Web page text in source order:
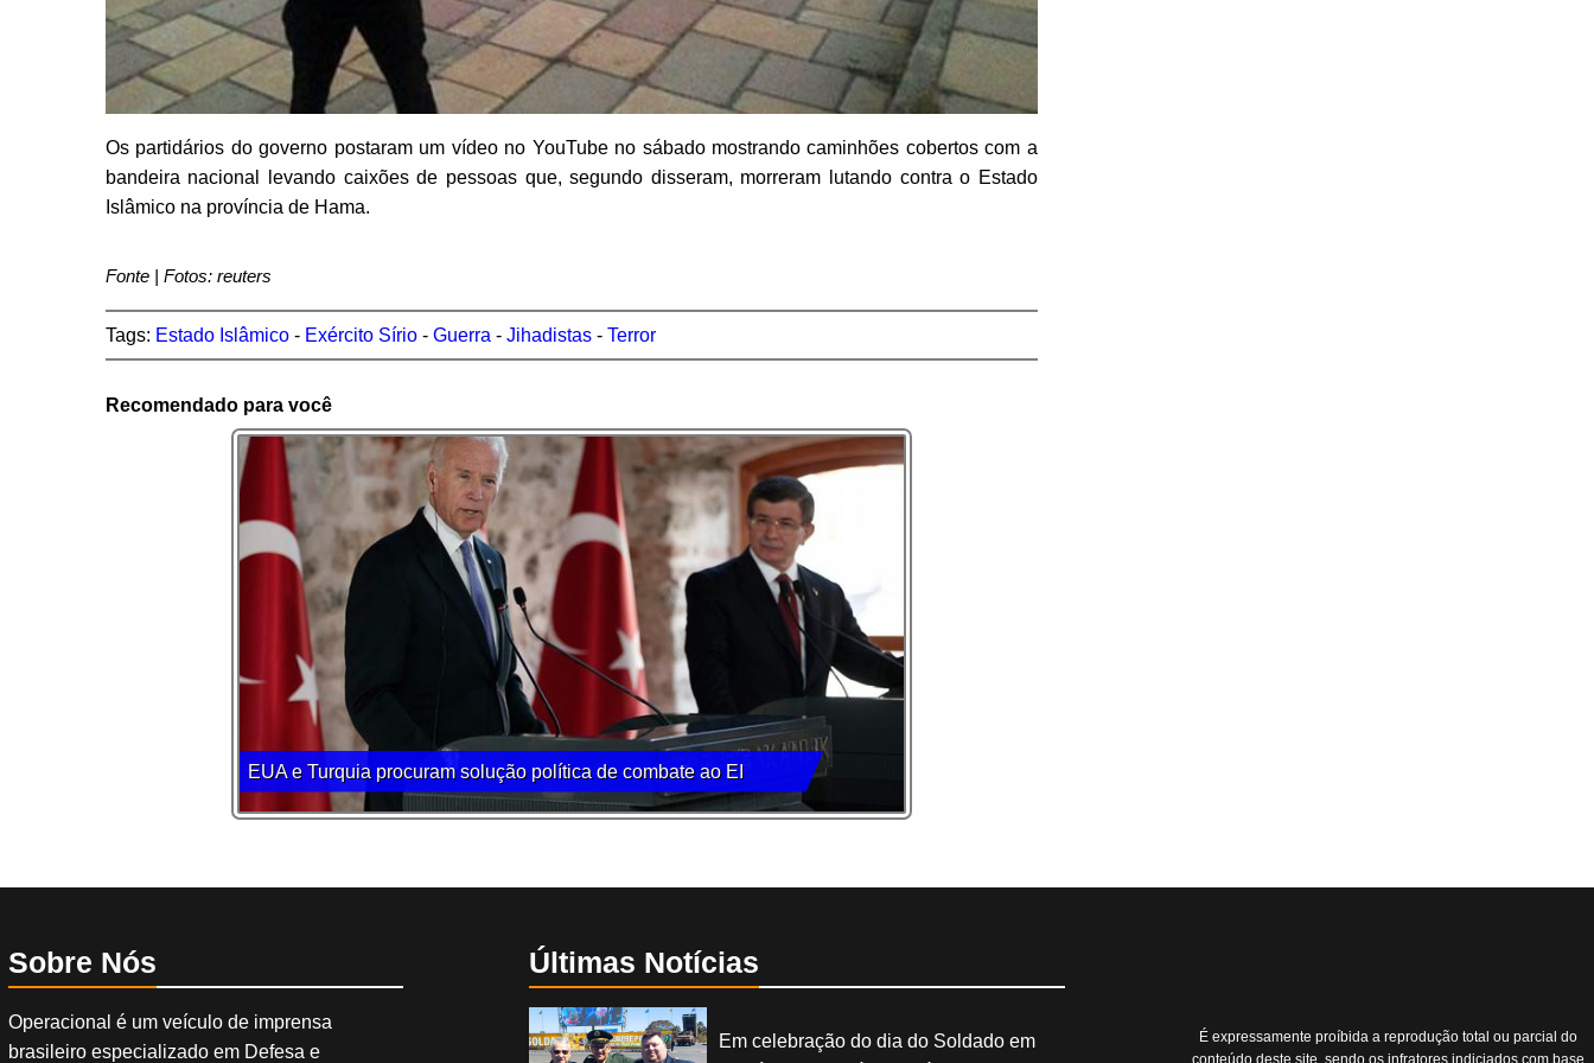
Os partidários do governo postaram um vídeo no YouTube no sábado mostrando caminhões cobertos com a
bandeira nacional levando caixões de pessoas que, segundo disseram, morreram lutando contra o Estado
Islâmico na província de Hama.
Fonte | Fotos: reuters
Tags: Estado Islâmico- Exército Sírio- Guerra- Jihadistas- Terror
Recomendado para você
EUA e Turquia procuram solução política de combate ao EI
Sobre Nós
Operacional é um veículo de imprensa
brasileiro especializado em Defesa e
Últimas Notícias
Em celebração do dia do Soldado em
É expressamente proíbida a reprodução total ou parcial do
conteúdo deste site, sendo os infratores indiciados com base